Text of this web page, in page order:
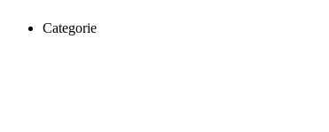
Categorie